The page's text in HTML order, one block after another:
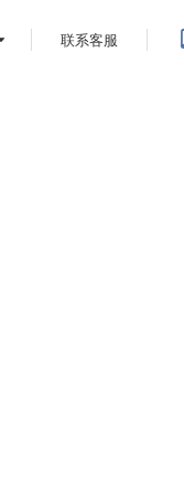
联系客服